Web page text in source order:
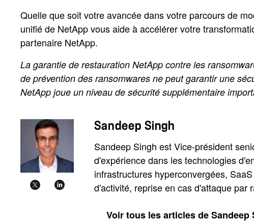
Quelle que soit votre avancée dans votre parcours de
unifié de NetApp vous aide à accélérer votre
partenaire NetApp.
La garantie de restauration NetApp contre les
de prévention des ransomwares ne peut garantir une
NetApp joue un niveau de sécurité supplémentaire
Sandeep Singh
Sandeep Singh est Vice-président
d'expérience dans les technologies
infrastructures hyperconvergées,
d'activité, reprise en cas d'attaque par
Voir tous les articles de Sandeep